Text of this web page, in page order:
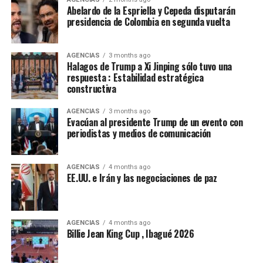
las urnas. Somos una parte fundamental de la nación.
Somos una fuerza política, social y cultural presente en
cada rincón del país. Somos la fuerza serena del cambio
social y nadie podrá detenernos”.
De la Espriella toma nota del mensaje de Cepeda:
“Acabó la campaña”
El presidente electo de Colombia, Abelardo de la
Espriella, calificó de “positivo” el mensaje de
reconocimiento a su victoria en las urnas hecho por el
senador Iván Cepeda, aseguró que “tomó nota” de su
mensaje, sostuvo que la campaña terminó y que era hora
de “unir esfuerzos”.
“El presidente electo gobernará en beneficio de todos
los colombianos, sin distinción alguna y sin importar
por quién hayan votado. Su propósito es trabajar por la
unidad nacional, con el pueblo y para el pueblo”,
Abelardo de la Espriella y Cepeda disputarán
presidencia de Colombia en segunda vuelta
AGENCIAS 3 months ago
Halagos de Trump a Xi Jinping sólo tuvo una
respuesta : Estabilidad estratégica
constructiva
AGENCIAS 3 months ago
Evacúan al presidente Trump de un evento con
periodistas y medios de comunicación
AGENCIAS 4 months ago
EE.UU. e Irán y las negociaciones de paz
AGENCIAS 4 months ago
Billie Jean King Cup , Ibagué 2026